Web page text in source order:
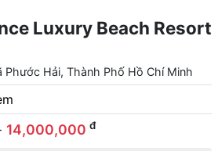
Luxury Beach Resort
Phước Hải, Thành Phố Hồ Chí Minh
14,000,000 đ